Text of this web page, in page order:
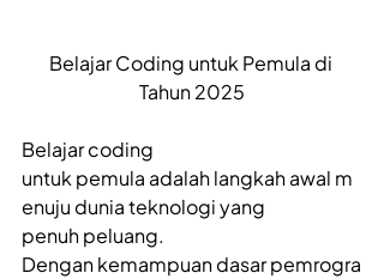
Belajar Coding untuk Pemula di
Tahun 2025
Belajar coding
untuk pemula adalah langkah awal m
enuju dunia teknologi yang
penuh peluang.
Dengan kemampuan dasar pemrogra